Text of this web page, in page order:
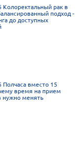
Колоректальный рак в
подход -
до доступных
Полчаса вместо 15
время на прием
нужно менять